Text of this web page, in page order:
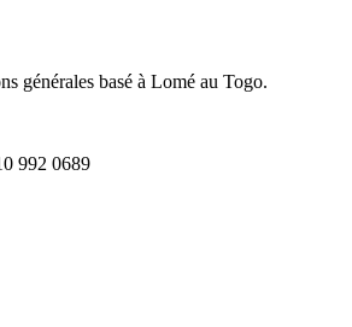
générales basé à Lomé au Togo.
992 0689